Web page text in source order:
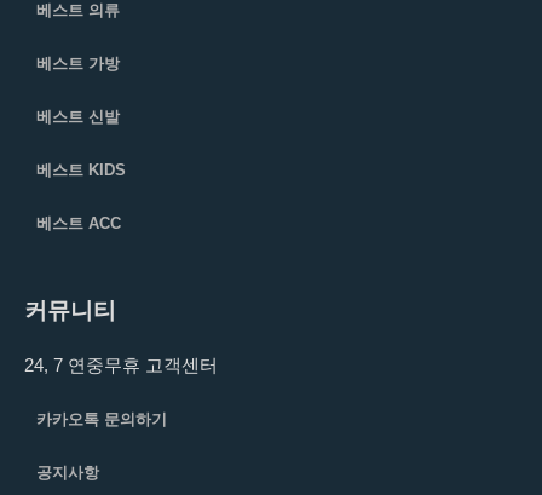
베스트 의류
베스트 가방
베스트 신발
베스트 KIDS
베스트 ACC
커뮤니티
24, 7 연중무휴 고객센터
카카오톡 문의하기
공지사항